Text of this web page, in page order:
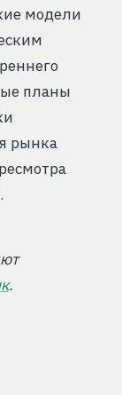
модели
планы
рынка
.